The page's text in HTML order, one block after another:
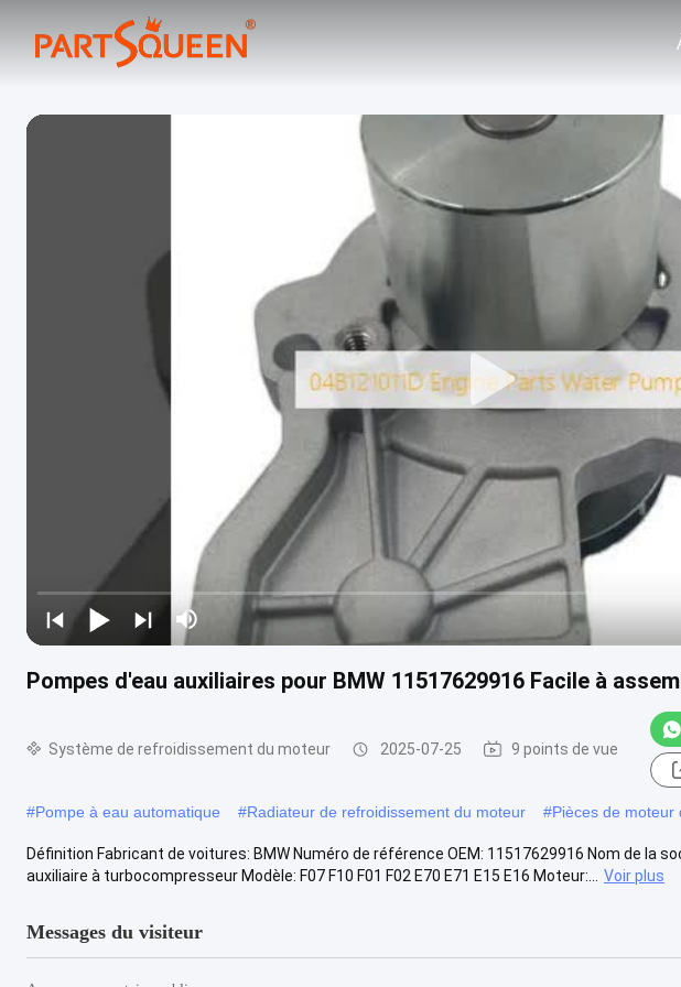
Pompes d'eau auxiliaires pour BMW 11517629916 Facile à
Système de refroidissement du moteur 2025-07-25 9 points de vue
#Pompe à eau automatique #Radiateur de refroidissement du moteur #Pièces de moteur
Définition Fabricant de voitures: BMW Numéro de référence OEM: 11517629916 Nom de la
auxiliaire à turbocompresseur Modèle: F07 F10 F01 F02 E70 E71 E15 E16 Moteur:...
Voir plus
Messages du visiteur